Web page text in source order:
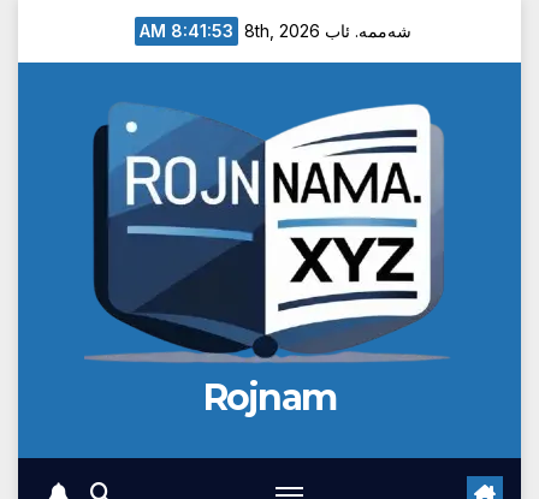
شەممە. ئاب 8th, 2026 8:41:54 AM
Rojnam